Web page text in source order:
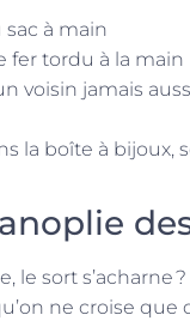
à main
fer tordu à la main
voisin jamais
la boîte à bijoux,
le sort s’acharne
ne croise